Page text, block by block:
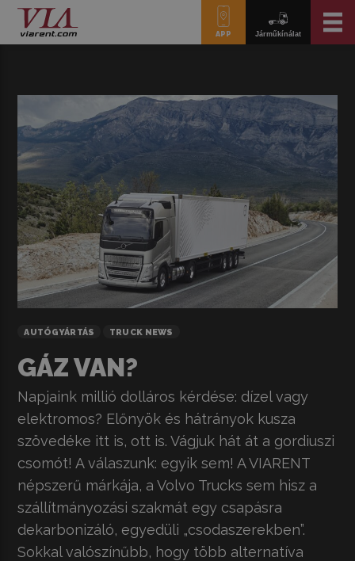
APP Járműkínálat
AUTÓGYÁRTÁS TRUCK NEWS
GÁZ VAN?
Napjaink millió dolláros kérdése: dízel vagy
elektromos? Előnyök és hátrányok kusza
szövedéke itt is, ott is. Vágjuk hát át a gordiuszi
csomót! A válaszunk: egyik sem! A VIARENT
népszerű márkája, a Volvo Trucks sem hisz a
szállítmányozási szakmát egy csapásra
dekarbonizáló, egyedüli „csodaszerekben”.
Sokkal valószínűbb, hogy több alternatíva